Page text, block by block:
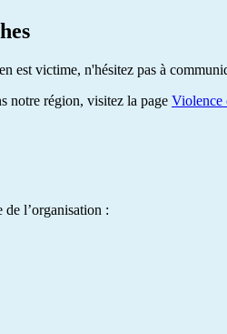
victime, n'hésitez pas à
notre région, visitez la page Violence
de l’organisation :